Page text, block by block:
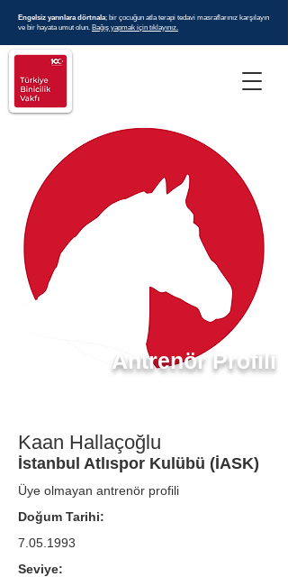
Engelsiz yarınlara dörtnala; bir çocuğun atla terapi tedavi masraflarınız karşılayın
ve bir hayata umut olun. Bağış yapmak için tıklayınız.
Antrenör Profili
Kaan Hallaçoğlu
İstanbul Atlıspor Kulübü (İASK)
Üye olmayan antrenör profili
Doğum Tarihi:
7.05.1993
Seviye: